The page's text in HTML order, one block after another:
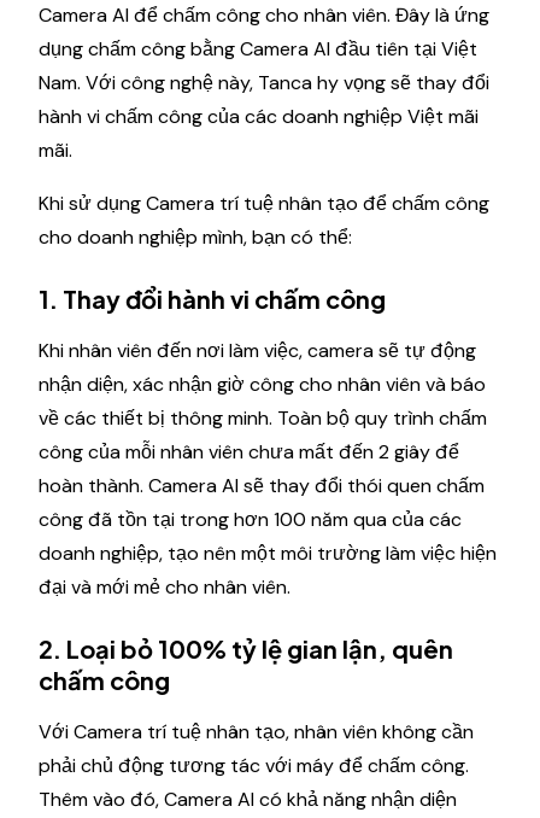
Camera AI để chấm công cho nhân viên. Đây là ứng
dụng chấm công bằng Camera AI đầu tiên tại Việt
Nam. Với công nghệ này, Tanca hy vọng sẽ thay đổi
hành vi chấm công của các doanh nghiệp Việt mãi
mãi.
Khi sử dụng Camera trí tuệ nhân tạo để chấm công
cho doanh nghiệp mình, bạn có thể:
1. Thay đổi hành vi chấm công
Khi nhân viên đến nơi làm việc, camera sẽ tự động
nhận diện, xác nhận giờ công cho nhân viên và báo
về các thiết bị thông minh. Toàn bộ quy trình chấm
công của mỗi nhân viên chưa mất đến 2 giây để
hoàn thành. Camera AI sẽ thay đổi thói quen chấm
công đã tồn tại trong hơn 100 năm qua của các
doanh nghiệp, tạo nên một môi trường làm việc hiện
đại và mới mẻ cho nhân viên.
2. Loại bỏ 100% tỷ lệ gian lận, quên
chấm công
Với Camera trí tuệ nhân tạo, nhân viên không cần
phải chủ động tương tác với máy để chấm công.
Thêm vào đó, Camera AI có khả năng nhận diện